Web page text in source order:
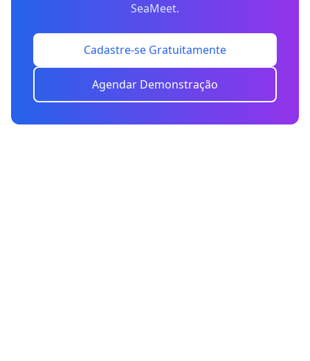
SeaMeet.
Cadastre-se Gratuitamente
Agendar Demonstração